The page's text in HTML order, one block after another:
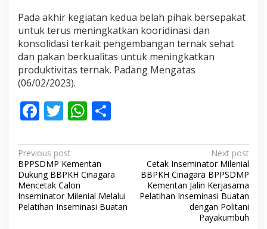
Pada akhir kegiatan kedua belah pihak bersepakat
untuk terus meningkatkan kooridinasi dan
konsolidasi terkait pengembangan ternak sehat
dan pakan berkualitas untuk meningkatkan
produktivitas ternak. Padang Mengatas
(06/02/2023).
F
e
b
o
o
T
itt
er
W
at
s
A
p
ar
e
P
o
s
t
Previous post
BPPSDMP Kementan
Dukung BBPKH Cinagara
Mencetak Calon
Inseminator Milenial Melalui
Pelatihan Inseminasi Buatan
Next post
Cetak Inseminator Milenial
BBPKH Cinagara BPPSDMP
Kementan Jalin Kerjasama
Pelatihan Inseminasi Buatan
dengan Politani
Payakumbuh